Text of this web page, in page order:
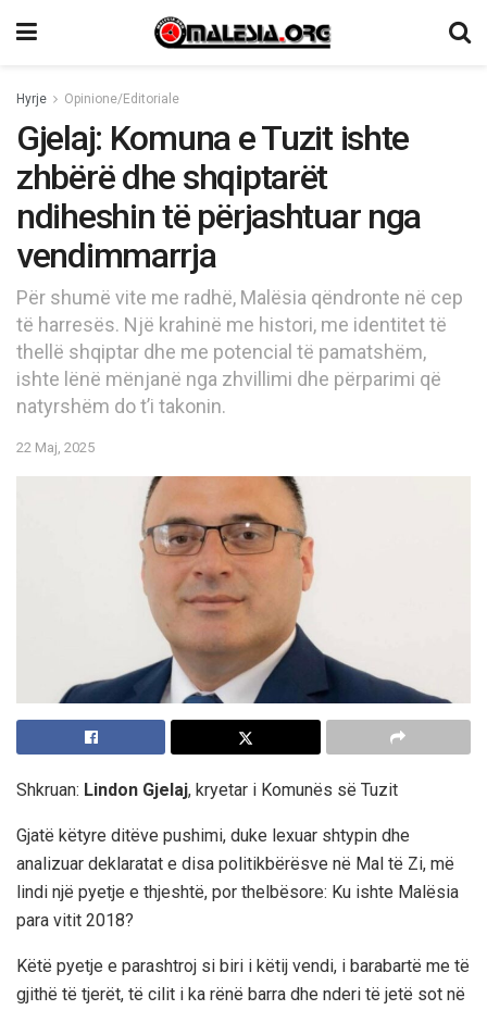
Hyrje Opinione/Editoriale
Gjelaj: Komuna e Tuzit ishte
zhbërë dhe shqiptarët
ndiheshin të përjashtuar nga
vendimmarrja
Për shumë vite me radhë, Malësia qëndronte në cep
të harresës. Një krahinë me histori, me identitet të
thellë shqiptar dhe me potencial të pamatshëm,
ishte lënë mënjanë nga zhvillimi dhe përparimi që
natyrshëm do t’i takonin.
22 Maj, 2025
Shkruan: Lindon Gjelaj, kryetar i Komunës së Tuzit
Gjatë këtyre ditëve pushimi, duke lexuar shtypin dhe
analizuar deklaratat e disa politikbërësve në Mal të Zi, më
lindi një pyetje e thjeshtë, por thelbësore: Ku ishte Malësia
para vitit 2018?
Këtë pyetje e parashtroj si biri i këtij vendi, i barabartë me të
gjithë të tjerët, të cilit i ka rënë barra dhe nderi të jetë sot në